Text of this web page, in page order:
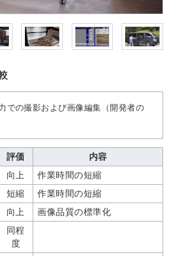
での撮影および画像編集（開発者の
評価
内容
向上
作業時間の短縮
短縮
作業時間の短縮
向上 画像品質の標準化
同程
度